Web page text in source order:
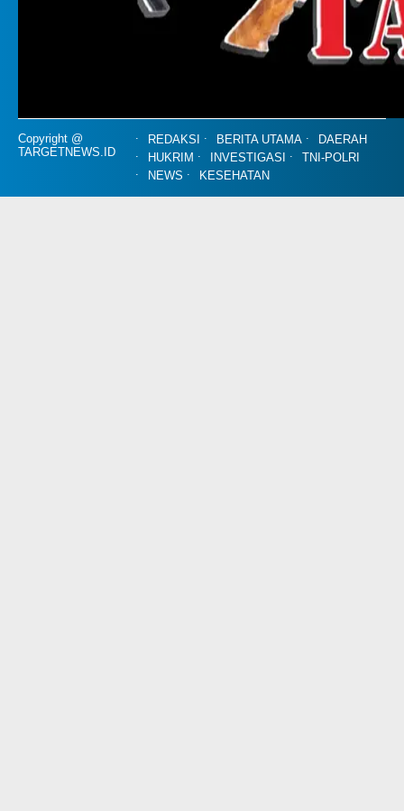
Copyright @
TARGETNEWS.ID
REDAKSI BERITA UTAMA
DAERAH
HUKRIM
INVESTIGASI
TNI-POLRI
NEWS
KESEHATAN